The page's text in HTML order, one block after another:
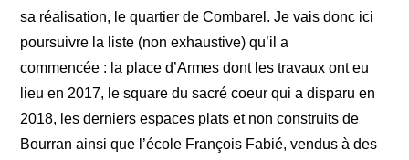
sa réalisation, le quartier de Combarel. Je vais donc ici
poursuivre la liste (non exhaustive) qu’il a
commencée : la place d’Armes dont les travaux ont eu
lieu en 2017, le square du sacré coeur qui a disparu en
2018, les derniers espaces plats et non construits de
Bourran ainsi que l’école François Fabié, vendus à des